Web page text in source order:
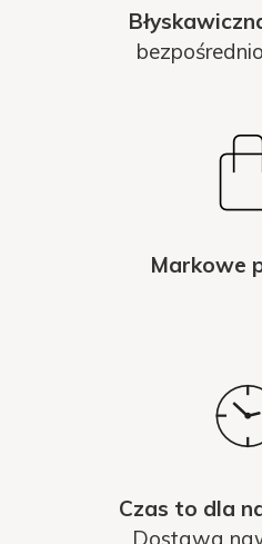
Markowe
Czas to dla
Dostawa